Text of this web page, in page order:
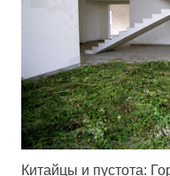
Китайцы и пустота: